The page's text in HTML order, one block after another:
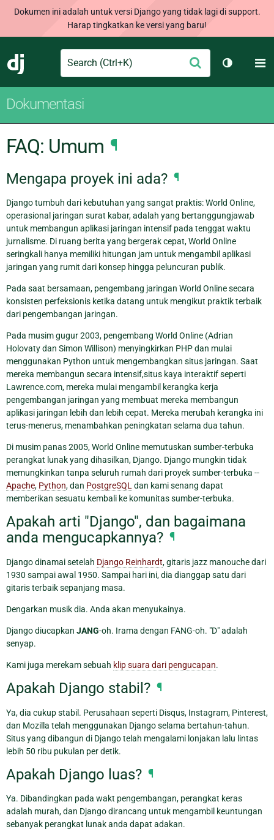
Dokumen ini adalah untuk versi Django yang tidak lagi di support.
Harap tingkatkan ke versi yang baru!
Django
Search Ajukan
Ganti
Dokumentasi
FAQ: Umum ¶
Mengapa proyek ini ada? ¶
Django tumbuh dari kebutuhan yang sangat praktis: World Online,
operasional jaringan surat kabar, adalah yang bertanggungjawab
untuk membangun aplikasi jaringan intensif pada tenggat waktu
jurnalisme. Di ruang berita yang bergerak cepat, World Online
seringkali hanya memiliki hitungan jam untuk mengambil aplikasi
jaringan yang rumit dari konsep hingga peluncuran publik.
Pada saat bersamaan, pengembang jaringan World Online secara
konsisten perfeksionis ketika datang untuk mengikut praktik terbaik
dari pengembangan jaringan.
Pada musim gugur 2003, pengembang World Online (Adrian
Holovaty dan Simon Willison) menyingkirkan PHP dan mulai
menggunakan Python untuk mengembangkan situs jaringan. Saat
mereka membangun secara intensif,situs kaya interaktif seperti
Lawrence.com, mereka mulai mengambil kerangka kerja
pengembangan jaringan yang membuat mereka membangun
aplikasi jaringan lebih dan lebih cepat. Mereka merubah kerangka ini
terus-menerus, menambahkan peningkatan selama dua tahun.
Di musim panas 2005, World Online memutuskan sumber-terbuka
perangkat lunak yang dihasilkan, Django. Django mungkin tidak
memungkinkan tanpa seluruh rumah dari proyek sumber-terbuka --
Apache, Python, dan PostgreSQL dan kami senang dapat
memberikan sesuatu kembali ke komunitas sumber-terbuka.
Apakah arti "Django", dan bagaimana
anda mengucapkannya? ¶
Django dinamai setelah Django Reinhardt, gitaris jazz manouche dari
1930 sampai awal 1950. Sampai hari ini, dia dianggap satu dari
gitaris terbaik sepanjang masa.
Dengarkan musik dia. Anda akan menyukainya.
Django diucapkan JANG-oh. Irama dengan FANG-oh. "D" adalah
senyap.
Kami juga merekam sebuah klip suara dari pengucapan.
Apakah Django stabil? ¶
Ya, dia cukup stabil. Perusahaan seperti Disqus, Instagram, Pinterest,
dan Mozilla telah menggunakan Django selama bertahun-tahun.
Situs yang dibangun di Django telah mengalami lonjakan lalu lintas
lebih 50 ribu pukulan per detik.
Apakah Django luas? ¶
Ya. Dibandingkan pada wakt pengembangan, perangkat keras
adalah murah, dan Django dirancang untuk mengambil keuntungan
sebanyak perangkat lunak anda dapat adakan.